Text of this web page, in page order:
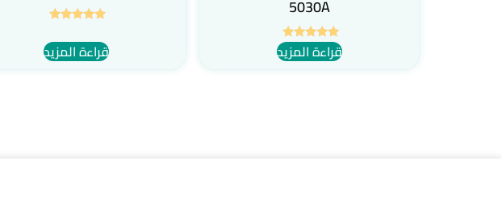
5030A
تم التقييم
5.00
قراءة المزيد
5.00
من 5
قراءة المزيد